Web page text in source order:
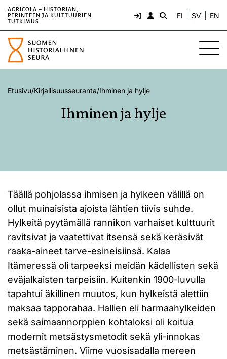
AGRICOLA – HISTORIAN,
PERINTEEN JA KULTTUURIEN
TUTKIMUS
FI SV EN
Etusivu/Kirjallisuusseuranta/Ihminen ja hylje
Ihminen ja hylje
Täällä pohjolassa ihmisen ja hylkeen välillä on
ollut muinaisista ajoista lähtien tiivis suhde.
Hylkeitä pyytämällä rannikon varhaiset kulttuurit
ravitsivat ja vaatettivat itsensä sekä keräsivät
raaka-aineet tarve-esineisiinsä. Kalaa
Itämeressä oli tarpeeksi meidän kädellisten sekä
eväjalkaisten tarpeisiin. Kuitenkin 1900-luvulla
tapahtui äkillinen muutos, kun hylkeistä alettiin
maksaa tapporahaa. Hallien eli harmaahylkeiden
sekä saimaannorppien kohtaloksi oli koitua
modernit metsästysmetodit sekä yli-innokas
metsästäminen. Viime vuosisadalla mereen